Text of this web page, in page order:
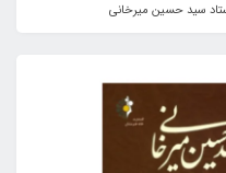
سید حسین میرخانی